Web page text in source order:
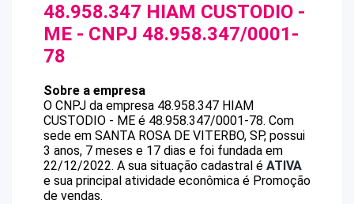
48.958.347 HIAM CUSTODIO -
ME - CNPJ 48.958.347/0001-
78
Sobre a empresa
O CNPJ da empresa 48.958.347 HIAM
CUSTODIO - ME é 48.958.347/0001-78. Com
sede em SANTA ROSA DE VITERBO, SP, possui
3 anos, 7 meses e 17 dias e foi fundada em
22/12/2022. A sua situação cadastral é ATIVA
e sua principal atividade econômica é Promoção
de vendas.